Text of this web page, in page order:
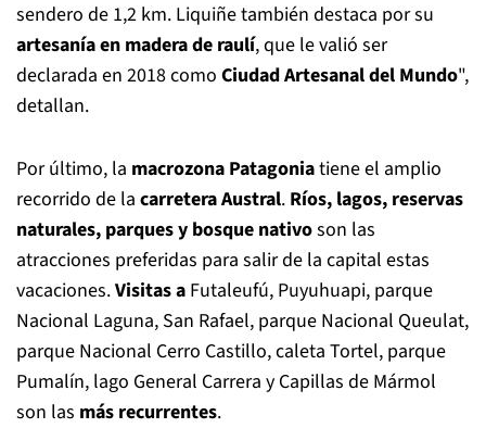
sendero de 1,2 km. Liquiñe también destaca por su
artesanía en madera de raulí, que le valió ser
declarada en 2018 como Ciudad Artesanal del Mundo",
detallan.
Por último, la macrozona Patagoniatiene el amplio
recorrido de la carretera Austral. Ríos, lagos, reservas
naturales, parques y bosque nativoson las
atracciones preferidas para salir de la capital estas
vacaciones.Visitas a Futaleufú, Puyuhuapi, parque
Nacional Laguna, San Rafael, parque Nacional Queulat,
parque Nacional Cerro Castillo, caleta Tortel, parque
Pumalín, lago General Carrera y Capillas de Mármol
son las más recurrentes.